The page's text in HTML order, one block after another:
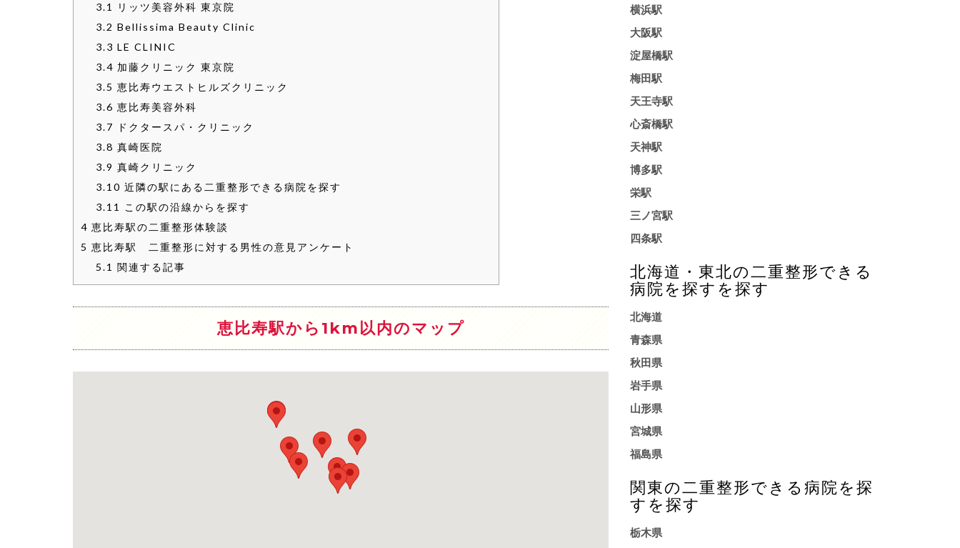
3.1
リッツ美容外科 東京院
3.2 Bellissima Beauty Clinic
3.3 LE CLINIC
3.4 加藤クリニック 東京院
3.5 恵比寿ウエストヒルズクリニック
3.6 恵比寿美容外科
3.7
ドクタースパ・クリニック
3.8 真崎医院
3.9 真崎クリニック
3.10 近隣の駅にある二重整形できる病院を探す
3.11
この駅の沿線からを探す
4 恵比寿駅の二重整形体験談
5 恵比寿駅 二重整形に対する男性の意見アンケート
5.1 関連する記事
恵比寿駅から1km以内のマップ
横浜駅
大阪駅
淀屋橋駅
梅田駅
天王寺駅
心斎橋駅
天神駅
博多駅
栄駅
三ノ宮駅
四条駅
北海道・東北の二重整形できる
病院を探すを探す
北海道
青森県
秋田県
岩手県
山形県
宮城県
福島県
関東の二重整形できる病院を探
すを探す
栃木県